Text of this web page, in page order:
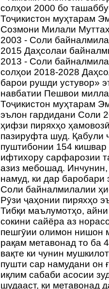
солҳои 2000 бо
Тоҷикистон муҳтарам
Созмони Милали
2003 - Соли
2015 Даҳсолаи
2013 - Соли
солҳои 2018-2028
барои рушди устувор»
навбатии Пешвои
Тоҷикистон муҳтарам
эълон гардидани Соли
ҳифзи пиряхҳо
пазируфта шуд. Қабули
пуштибонии 154
ифтихору сарфарозии
азиз мебошад.
намуд, ки дар
Соли байналмилалии
Рӯзи ҷаҳонии пиряхҳо
Тибқи маълумотҳо,
сокини сайёра аз
пешгӯии олимон нишон
рақам метавонад то ба
вақте ки чунин
пушти сар намудани он
иқлим сабаби асосии
шудааст, ки метавонад